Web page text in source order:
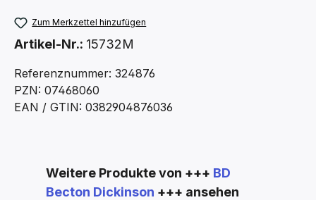
Zum Merkzettel hinzufügen
Artikel-Nr.: 15732M
Referenznummer: 324876
PZN: 07468060
EAN / GTIN: 0382904876036
Produktgalerie überspringen
Weitere Produkte von +++ BD
Becton Dickinson +++ ansehen